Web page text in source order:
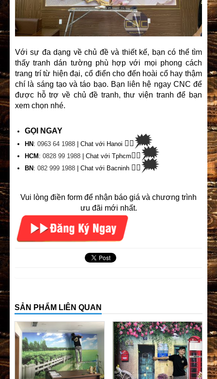
Với sự đa dạng về chủ đề và thiết kế, bạn có thể tìm
thấy tranh dán tường phù hợp với mọi phong cách
trang trí từ hiện đại, cổ điển cho đến hoài cổ hay thậm
chí là sáng tạo và táo bạo. Bạn liên hệ ngay CNC để
được hỗ trợ về chủ đề tranh, thư viện tranh để bạn
xem chọn nhé.
GỌI NGAY
HN : 0963 64 1988 | Chat với Hanoi 👉🏽🗯
HCM : 0828 99 1988 | Chat với Tphcm 👉🏽🗯
BN : 082 999 1988 | Chat với Bacninh 👉🏽🗯
Vui lòng điền form để nhận báo giá và chương trình
ưu đãi mới nhất.
SẢN PHẨM LIÊN QUAN